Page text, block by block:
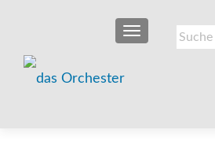
Suche
nach:
SCHALTE